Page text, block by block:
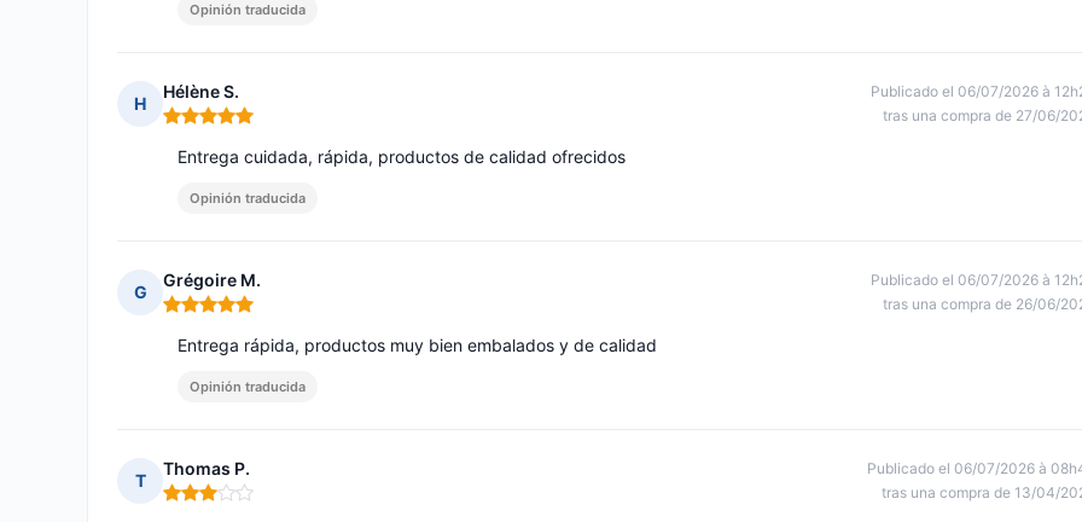
Opinión traducida
H
Hélène S.
Nota: 5 de 5
Publicado el 06/07/2026 à
tras una compra de 27/06/
Entrega cuidada, rápida, productos de calidad ofrecidos
Opinión traducida
G
Grégoire M.
Nota: 5 de 5
Publicado el 06/07/2026 à
tras una compra de 26/06/
Entrega rápida, productos muy bien embalados y de calidad
Opinión traducida
T
Thomas P.
Nota: 3 de 5
Publicado el 06/07/2026 à
tras una compra de 13/04/